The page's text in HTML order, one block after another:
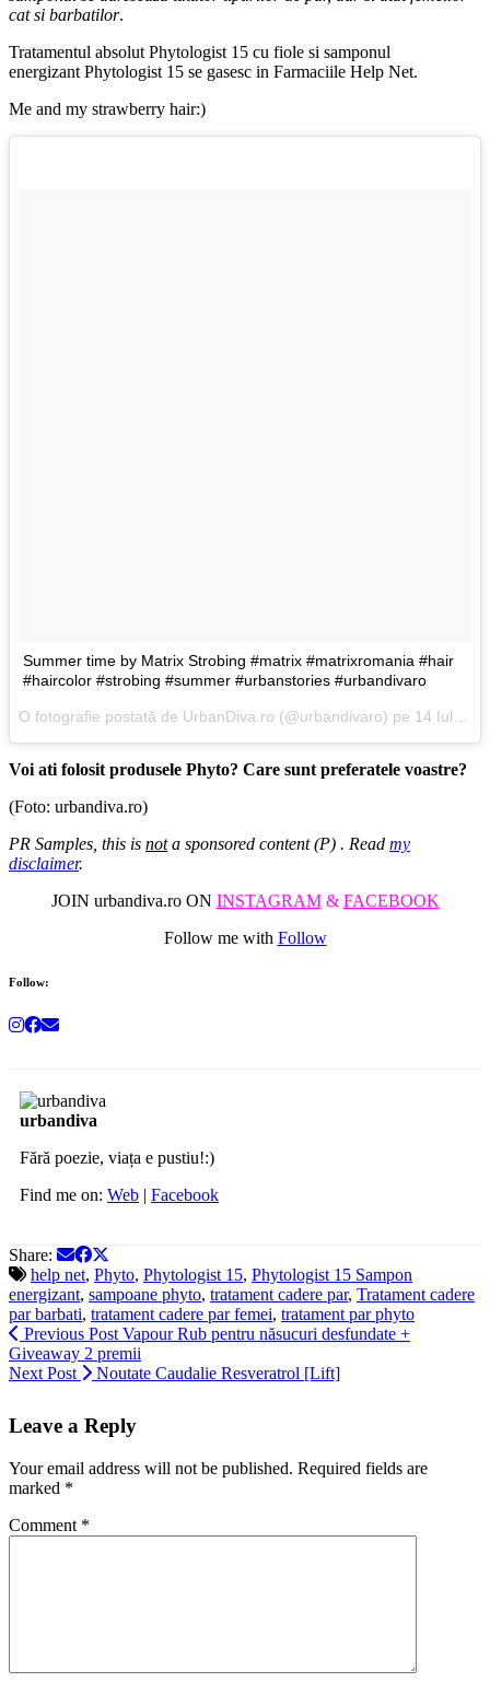
cat si barbatilor.
Tratamentul absolut Phytologist 15 cu fiole si samponul
energizant Phytologist 15 se gasesc in Farmaciile Help Net.
Me and my strawberry hair:)
Summer time by Matrix Strobing #matrix #matrixromania #hair
#haircolor #strobing #summer #urbanstories #urbandivaro
O fotografie postată de UrbanDiva.ro (@urbandivaro) pe 14 Iul 2016 la 07:54 PDT
Voi ati folosit produsele Phyto? Care sunt preferatele voastre?
(Foto: urbandiva.ro)
PR Samples, this is nota sponsored content (P) . Read my
disclaimer.
JOIN urbandiva.ro ON INSTAGRAM& FACEBOOK
Follow me with Follow
Follow:
urbandiva
Fără poezie, viața e pustiu!:)
Find me on: Web | Facebook
Share:
help net, Phyto, Phytologist 15, Phytologist 15 Sampon
energizant, sampoane phyto, tratament cadere par, Tratament cadere
par barbati, tratament cadere par femei, tratament par phyto
Previous Post Vapour Rub pentru năsucuri desfundate +
Giveaway 2 premii
Next Post
Noutate Caudalie Resveratrol [Lift]
Leave a Reply
Your email address will not be published. Required fields are
marked *
Comment *